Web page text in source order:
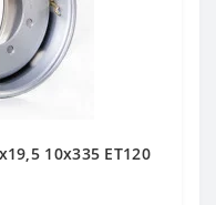
10x335 ET120